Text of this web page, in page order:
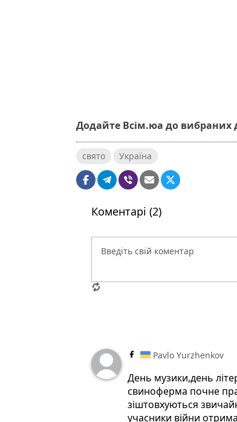
Додайте Всім.юа до вибраних
свято Україна
Коментарі (2)
Pavlo Yurzhenkov
День музики,день
свиноферма почне
зіштовхуються
учасники війни